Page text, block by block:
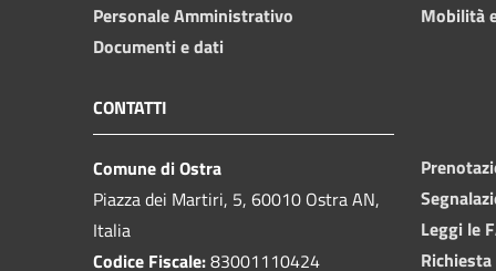
Personale Amministrativo
Documenti e dati
Mobilità
CONTATTI
Comune di Ostra
Piazza dei Martiri, 5, 60010 Ostra AN,
Italia
Codice Fiscale:83001110424
Leggi le